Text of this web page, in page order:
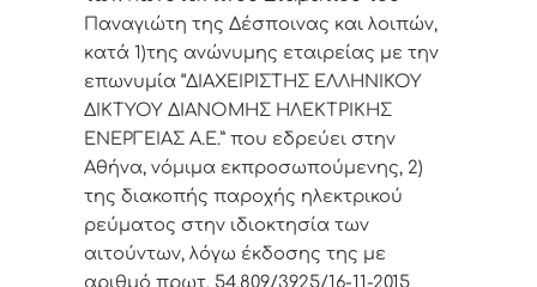
Παναγιώτη της Δέσποινας και λοιπών,
κατά 1)της ανώνυμης εταιρείας με την
επωνυμία “ΔΙΑΧΕΙΡΙΣΤΗΣ ΕΛΛΗΝΙΚΟΥ
ΔΙΚΤΥΟΥ ΔΙΑΝΟΜΗΣ ΗΛΕΚΤΡΙΚΗΣ
ΕΝΕΡΓΕΙΑΣ Α.Ε.” που εδρεύει στην
Αθήνα, νόμιμα εκπροσωπούμενης, 2)
της διακοπής παροχής ηλεκτρικού
ρεύματος στην ιδιοκτησία των
αιτούντων, λόγω έκδοσης της με
αριθμό πρωτ. 54.809/3925/16-11-2015